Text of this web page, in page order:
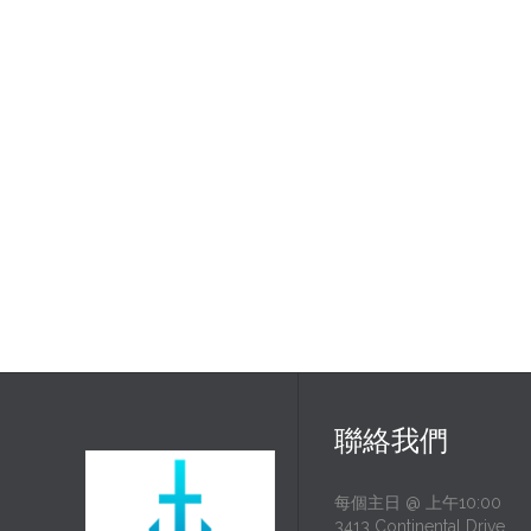
聯絡我們
每個主日 @ 上午10:00
3413 Continental Drive